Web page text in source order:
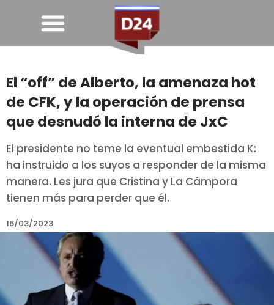
El “off” de Alberto, la amenaza hot
de CFK, y la operación de prensa
que desnudó la interna de JxC
El presidente no teme la eventual embestida K:
ha instruido a los suyos a responder de la misma
manera. Les jura que Cristina y La Cámpora
tienen más para perder que él.
16/03/2023